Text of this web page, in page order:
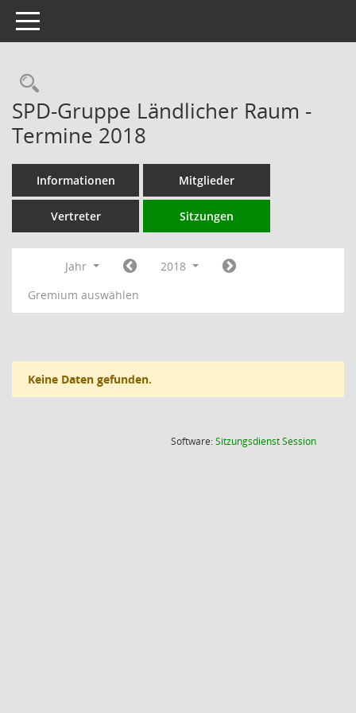
Toggle navigation
Rechercheauswahl
SPD-Gruppe Ländlicher Raum -
Termine 2018
Informationen Mitglieder
Vertreter Sitzungen
Jahr
2018
Gremium auswählen
Keine Daten gefunden.
Software:SitzungsdienstSession(Wird in